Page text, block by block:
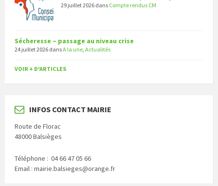
29 juillet 2026 dans Compte rendus CM
Sécheresse – passage au niveau crise
24 juillet 2026 dansA la une Actualités
VOIR + D'ARTICLES
INFOS CONTACT MAIRIE
Route de Florac
48000 Balsièges
Téléphone : 04 66 47 05 66
Email : mairie.balsieges@orange.fr